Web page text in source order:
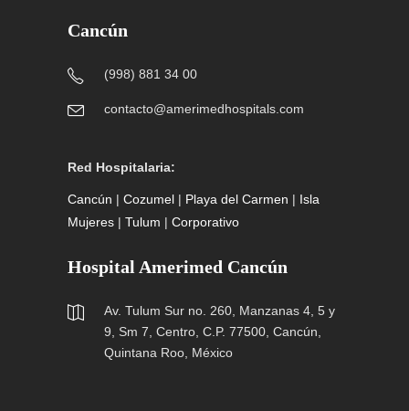
Cancún
(998) 881 34 00
contacto@amerimedhospitals.com
Red Hospitalaria:
Cancún | Cozumel | Playa del Carmen | Isla
Mujeres | Tulum | Corporativo
Hospital Amerimed Cancún
Av. Tulum Sur no. 260, Manzanas 4, 5 y
9, Sm 7, Centro, C.P. 77500, Cancún,
Quintana Roo, México